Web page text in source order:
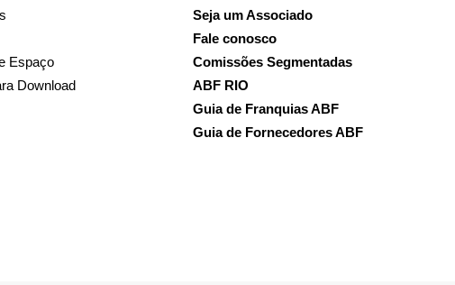
Espaço
Download
Seja um Associado
Fale conosco
Comissões Segmentadas
ABF RIO
Guia de Franquias ABF
Guia de Fornecedores ABF